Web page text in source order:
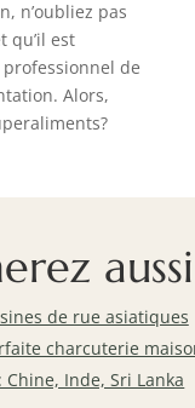
n’oubliez pas
qu’il est
de
Alors,
aussi
de rue asiatiques
charcuterie
Inde, Sri Lanka